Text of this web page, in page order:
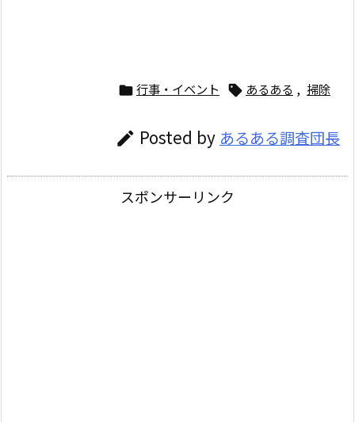
 行事・イベント  あるある , 掃除
 Posted by あるある調査団長
スポンサーリンク